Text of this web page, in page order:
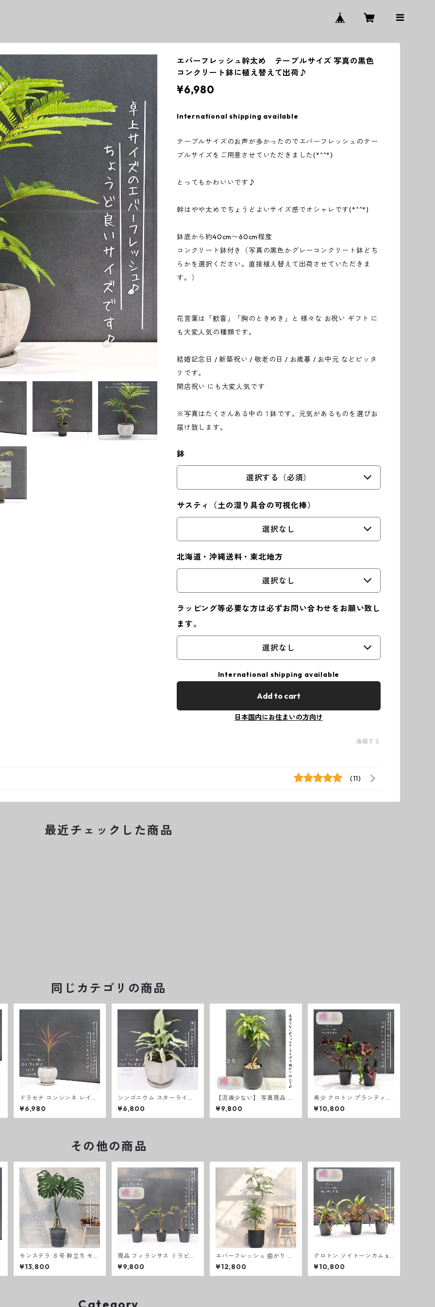
エバーフレッシュ幹太め テーブルサイズ 写真の黒色
コンクリート鉢に植え替えて出荷♪
¥6,980
International shipping available
テーブルサイズのお声が多かったのでエバーフレッシュのテー
ブルサイズをご用意させていただきました(*^^*)
とってもかわいいです♪
幹はやや太めでちょうどよいサイズ感でオシャレです(*^^*)
鉢底から約40cm〜60cm程度
コンクリート鉢付き（写真の黒色かグレーコンクリート鉢どち
らかを選択ください。直接植え替えて出荷させていただきま
す。）
花言葉は「歓喜」「胸のときめき」と 様々な お祝い ギフト に
も大変人気の種類です。
結婚記念日 / 新築祝い / 敬老の日 / お歳暮 / お中元 などピッタ
リです。
開店祝い にも大変人気です
※写真はたくさんある中の１鉢です。元気があるものを選びお
届け致します。
鉢
選択する（必須）
サスティ（土の湿り具合の可視化棒）
選択なし
北海道・沖縄送料・東北地方
選択なし
ラッピング等必要な方は必ずお問い合わせをお願い致し
ます。
選択なし
International shipping available
Add to cart
日本国内にお住まいの方向け
通報する
(11)
最近チェックした商品
同じカテゴリの商品
ドラセナ コンシンネ レイン
ボー 観葉植物 お祝い 卓上サ
イズ テーブルサイズ グレー
コンクリート鉢ギフト 開店
祝い 観葉植物 新築祝い お中
元 お歳暮 熱帯植物
¥6,980
シンゴニウム スターライト
観葉植物 お祝い 卓上サイズ
テーブルサイズ グレーコン
クリート鉢ギフト 開店祝い
観葉植物 新築祝い お中元 お
歳暮 熱帯植物
¥6,800
【流通少ない】 写真現品 フ
ィカス アスペラ 観葉植物 ゴ
ムの木 曲がり仕立て 斑色フ
ィカス 観葉植物 開店祝い ラ
¥9,800
希少 クロトン プランティッ
プ prang thip 卓上サイズ
観葉植物 熱帯植物 テーブル
サイズ
¥10,800
その他の商品
モンステラ ８号 幹立ち モン
ステラ 観葉植物 根上り 綺麗
お祝い ギフト 開店祝い 観葉
植物 ラッピング 無料 観葉植
¥13,800
現品 フィランサス ミラビリ
ス 塊根植物 コーデックスプ
ランツ 卓上サイズ 観葉植物
熱帯植物 テーブルサイズ
¥9,800
エバーフレッシュ 曲がり 仕
立て ８号 お祝い ギフト 開
店祝い 新築祝い ラッピング
無料 観葉植物 プレゼント お
¥12,800
クロトン ソイトーンカム so
i thong kam 卓上サイズ 観
葉植物 熱帯植物 テーブルサ
イズ
¥10,800
Category